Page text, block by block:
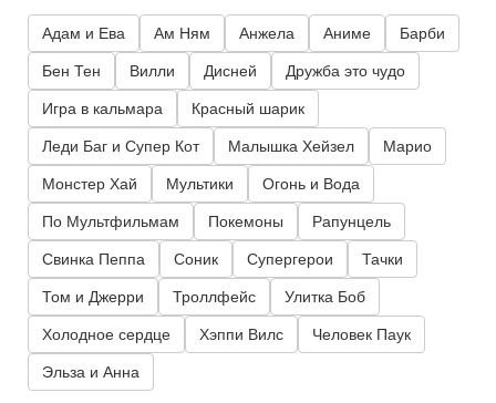
Адам и Ева Ам Ням Анжела Аниме Барби
Бен Тен Вилли Дисней Дружба это чудо
Игра в кальмара Красный шарик
Леди Баг и Супер Кот Малышка Хейзел Марио
Монстер Хай Мультики Огонь и Вода
По Мультфильмам Покемоны Рапунцель
Свинка Пеппа Соник Супергерои Тачки
Том и Джерри Троллфейс Улитка Боб
Холодное сердце Хэппи Вилс Человек Паук
Эльза и Анна